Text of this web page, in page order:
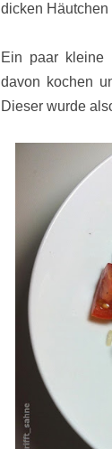
dicken Häutchen
Ein paar kleine
davon kochen
Dieser wurde